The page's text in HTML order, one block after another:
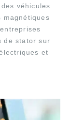
véhicules.
magnétiques
de stator sur
et